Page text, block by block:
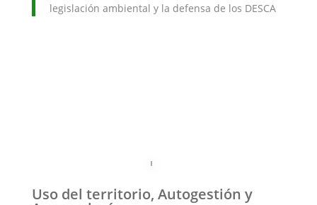
legislación ambiental y la defensa de los DESCA
Uso del territorio, Autogestión y